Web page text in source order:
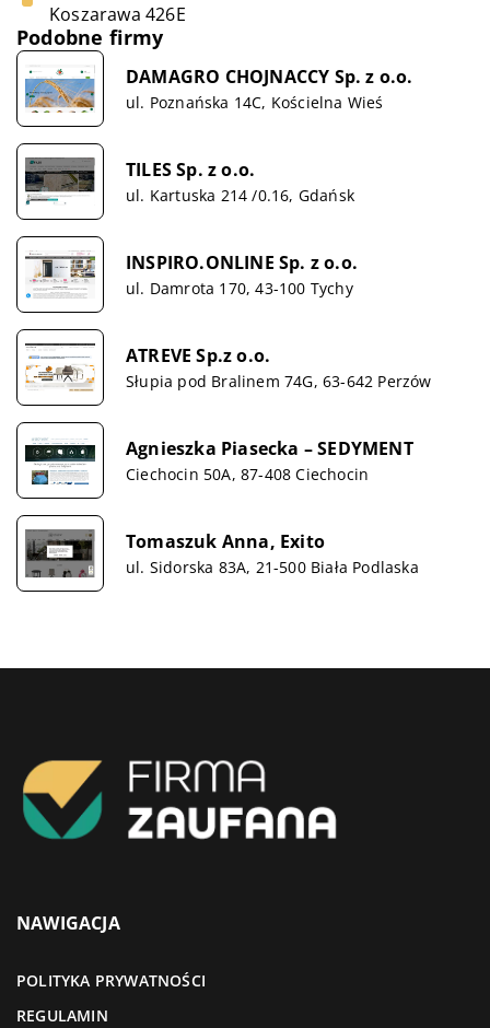
Koszarawa 426E
Podobne firmy
DAMAGRO CHOJNACCY Sp. z o.o.
ul. Poznańska 14C, Kościelna Wieś
TILES Sp. z o.o.
ul. Kartuska 214 /0.16, Gdańsk
INSPIRO.ONLINE Sp. z o.o.
ul. Damrota 170, 43-100 Tychy
ATREVE Sp.z o.o.
Słupia pod Bralinem 74G, 63-642 Perzów
Agnieszka Piasecka – SEDYMENT
Ciechocin 50A, 87-408 Ciechocin
Tomaszuk Anna, Exito
ul. Sidorska 83A, 21-500 Biała Podlaska
NAWIGACJA
POLITYKA PRYWATNOŚCI
REGULAMIN